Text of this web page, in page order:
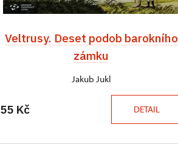
Veltrusy. Deset podob barokního
zámku
Jakub Jukl
55 Kč DETAIL